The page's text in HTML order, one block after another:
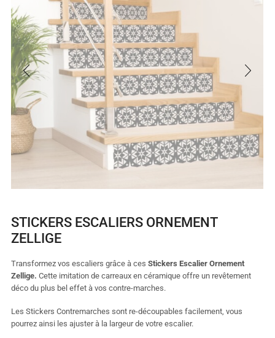
STICKERS ESCALIERS ORNEMENT
ZELLIGE
Transformez vos escaliers grâce à ces Stickers Escalier Ornement
Zellige. Cette imitation de carreaux en céramique offre un revêtement
déco du plus bel effet à vos contre-marches.
Les Stickers Contremarches sont re-découpables facilement, vous
pourrez ainsi les ajuster à la largeur de votre escalier.